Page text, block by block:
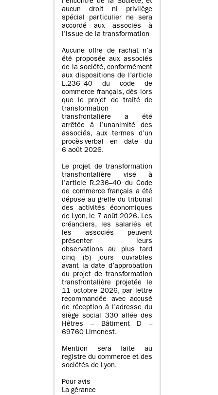
l’encontre de la Société, et
aucun droit ni privilège
spécial particulier ne sera
accordé aux associés à
l’issue de la transformation
Aucune offre de rachat n’a
été proposée aux associés
de la société, conformément
aux dispositions de l’article
L.236–40 du code de
commerce français, dès lors
que le projet de traité de
transformation
transfrontalière a été
arrêtée à l’unanimité des
associés, aux termes d’un
procès-verbal en date du
6 août 2026.
Le projet de transformation
transfrontalière visé à
l’article R.236–40 du Code
de commerce français a été
déposé au greffe du tribunal
des activités économiques
de Lyon, le 7 août 2026. Les
créanciers, les salariés et
les associés peuvent
présenter leurs
observations au plus tard
cinq (5) jours ouvrables
avant la date d’approbation
du projet de transformation
transfrontalière projetée le
11 octobre 2026, par lettre
recommandée avec accusé
de réception à l’adresse du
siège social 330 allée des
Hêtres – Bâtiment D –
69760 Limonest.
Mention sera faite au
registre du commerce et des
sociétés de Lyon.
Pour avis
La gérance